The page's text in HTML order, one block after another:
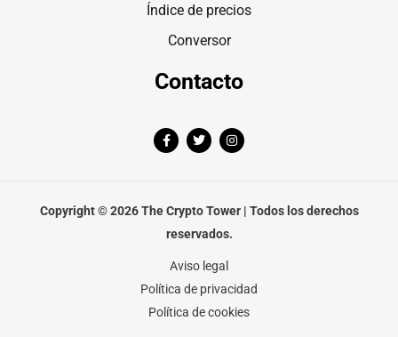
Índice de precios
Conversor
Contacto
F
a
o
-
T
w
r
I
n
r
m
Copyright © 2026 The Crypto Tower | Todos los derechos
reservados.
Aviso legal
Política de privacidad
Política de cookies